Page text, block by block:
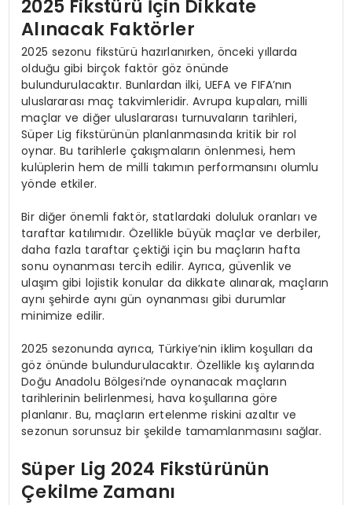
2025 Fikstürü İçin Dikkate
Alınacak Faktörler
2025 sezonu fikstürü hazırlanırken, önceki yıllarda
olduğu gibi birçok faktör göz önünde
bulundurulacaktır. Bunlardan ilki, UEFA ve FIFA’nın
uluslararası maç takvimleridir. Avrupa kupaları, milli
maçlar ve diğer uluslararası turnuvaların tarihleri,
Süper Lig fikstürünün planlanmasında kritik bir rol
oynar. Bu tarihlerle çakışmaların önlenmesi, hem
kulüplerin hem de milli takımın performansını olumlu
yönde etkiler.
Bir diğer önemli faktör, statlardaki doluluk oranları ve
taraftar katılımıdır. Özellikle büyük maçlar ve derbiler,
daha fazla taraftar çektiği için bu maçların hafta
sonu oynanması tercih edilir. Ayrıca, güvenlik ve
ulaşım gibi lojistik konular da dikkate alınarak, maçların
aynı şehirde aynı gün oynanması gibi durumlar
minimize edilir.
2025 sezonunda ayrıca, Türkiye’nin iklim koşulları da
göz önünde bulundurulacaktır. Özellikle kış aylarında
Doğu Anadolu Bölgesi’nde oynanacak maçların
tarihlerinin belirlenmesi, hava koşullarına göre
planlanır. Bu, maçların ertelenme riskini azaltır ve
sezonun sorunsuz bir şekilde tamamlanmasını sağlar.
Süper Lig 2024 Fikstürünün
Çekilme Zamanı